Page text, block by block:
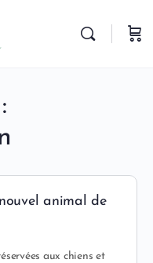
animal de
aux chiens et